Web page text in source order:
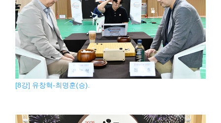
[8강] 유창혁-최명훈(승).